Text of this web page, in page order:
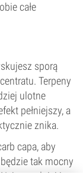
całe
sporą
Terpeny
ulotne
pełniejszy, a
znika.
capa, aby
tak mocny
jest